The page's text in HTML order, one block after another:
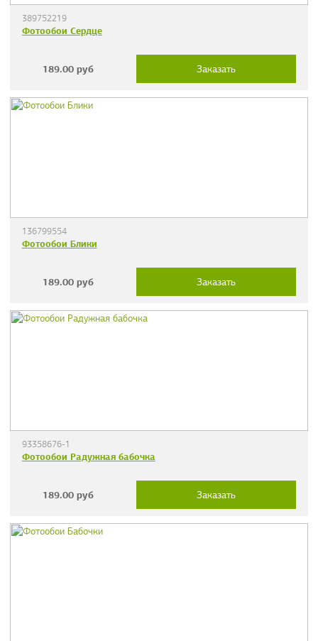
389752219
Фотообои Сердце
189.00 руб Заказать
136799554
Фотообои Блики
189.00 руб Заказать
93358676-1
Фотообои Радужная бабочка
189.00 руб Заказать